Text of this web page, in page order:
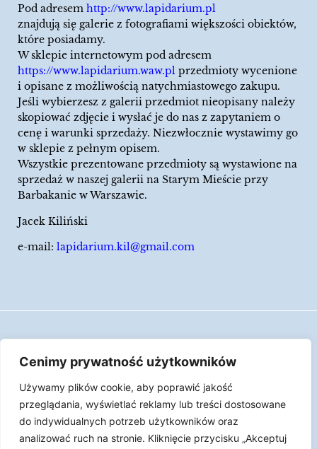
Cenimy prywatność użytkowników
Używamy plików cookie, aby poprawić jakość
przeglądania, wyświetlać reklamy lub treści dostosowane
do indywidualnych potrzeb użytkowników oraz
analizować ruch na stronie. Kliknięcie przycisku „Akceptuj
Pod adresem http://www.lapidarium.pl
znajdują się galerie z fotografiami większości obiektów,
które posiadamy.
W sklepie internetowym pod adresem
https://www.lapidarium.waw.pl przedmioty wycenione
i opisane z możliwością natychmiastowego zakupu.
Jeśli wybierzesz z galerii przedmiot nieopisany należy
skopiować zdjęcie i wysłać je do nas z zapytaniem o
cenę i warunki sprzedaży. Niezwłocznie wystawimy go
w sklepie z pełnym opisem.
Wszystkie prezentowane przedmioty są wystawione na
sprzedaż w naszej galerii na Starym Mieście przy
Barbakanie w Warszawie.
Jacek Kiliński
e-mail: lapidarium.kil@gmail.com
Polityka Cookies
LAPIDARIUM Jacka Kilińskiego | Człowiek jest
epizodem w życiu przedmiotów.